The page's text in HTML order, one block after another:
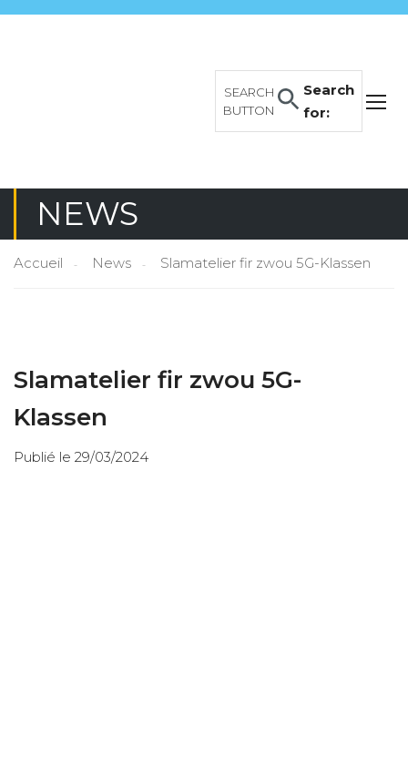
Search
for:
SEARCH
BUTTON
NEWS
Accueil News Slamatelier fir zwou 5G-Klassen
Slamatelier fir zwou 5G-
Klassen
Publié le 29/03/2024